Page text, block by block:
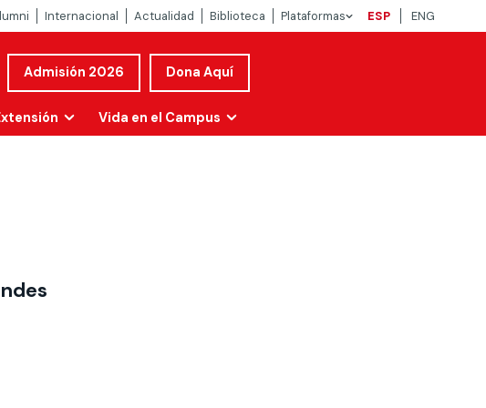
Internacional Actualidad Biblioteca Plataformas ESP ENG
Admisión 2026 Dona Aquí
Vida en el Campus